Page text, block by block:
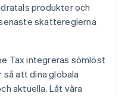
produkter och
skattereglerna
Tax integreras sömlöst
så att dina globala
aktuella. Låt våra